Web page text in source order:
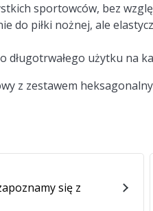
sportowców, bez
do piłki nożnej, ale
długotrwałego użytku na
z zestawem
się z